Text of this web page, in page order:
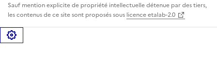
Sauf mention explicite de propriété intellectuelle détenue par des tiers,
les contenus de ce site sont proposés sous licence etalab-2.0
Gérer les cookies